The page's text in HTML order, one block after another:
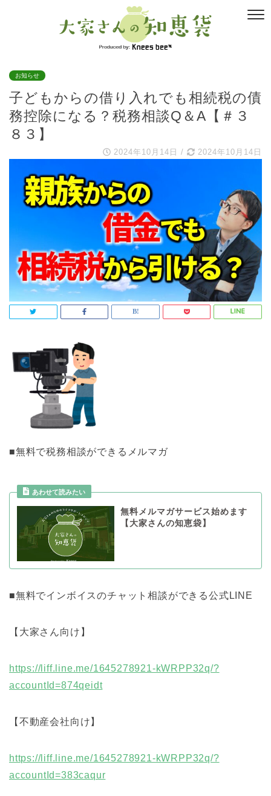
お知らせ
子どもからの借り入れでも相続税の債
務控除になる？税務相談Q＆A【＃３
８３】
2024年10月14日 / 2024年10月14日
■無料で税務相談ができるメルマガ
あわせて読みたい
無料メルマガサービス始めます
【大家さんの知恵袋】
■無料でインボイスのチャット相談ができる公式LINE
【大家さん向け】
https://liff.line.me/1645278921-kWRPP32q/?
accountId=874qeidt
【不動産会社向け】
https://liff.line.me/1645278921-kWRPP32q/?
accountId=383caqur